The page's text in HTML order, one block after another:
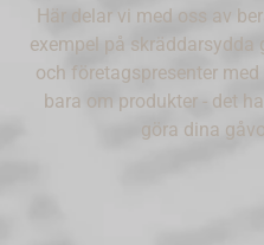
Här delar vi med oss av
exempel på
och företagspresenter
bara om produkter - det
göra dina